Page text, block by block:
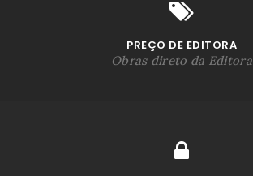
PREÇO DE EDITORA
Obras direto da Editora